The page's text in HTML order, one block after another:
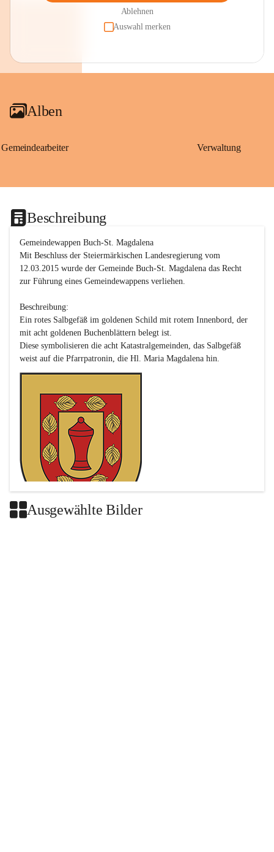
Ablehnen
Auswahl merken
Alben
Gemeindearbeiter Verwaltung
Beschreibung
Gemeindewappen Buch-St. Magdalena
Mit Beschluss der Steiermärkischen Landesregierung vom
12.03.2015 wurde der Gemeinde Buch-St. Magdalena das Recht
zur Führung eines Gemeindewappens verliehen.
Beschreibung:
Ein rotes Salbgefäß im goldenen Schild mit rotem Innenbord, der
mit acht goldenen Buchenblättern belegt ist.
Diese symbolisieren die acht Katastralgemeinden, das Salbgefäß
Ausgewählte Bilder